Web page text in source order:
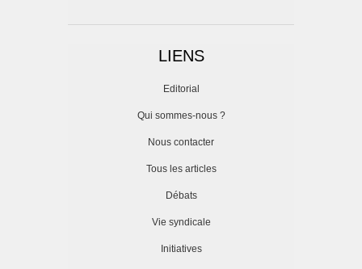
LIENS
Editorial
Qui sommes-nous ?
Nous contacter
Tous les articles
Débats
Vie syndicale
Initiatives